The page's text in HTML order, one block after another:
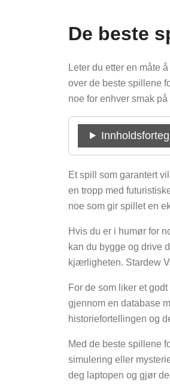
De beste
Leter du etter en måte
over de beste spillene
noe for enhver smak
Et spill som garantert
en tropp med
noe som gir spillet en
Hvis du er i humør for
kan du bygge og drive
kjærligheten. Stardew
For de som liker et
gjennom en database
historiefortellingen og
Med de beste spillene
simulering eller
deg laptopen og gjør